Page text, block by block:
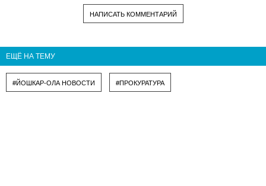
НАПИСАТЬ КОММЕНТАРИЙ
ЕЩЁ НА ТЕМУ
#ЙОШКАР-ОЛА НОВОСТИ #ПРОКУРАТУРА